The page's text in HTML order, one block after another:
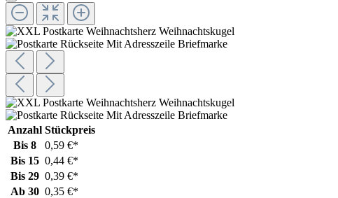
Anzahl Stückpreis
Bis 8
0,59 €*
Bis 15 0,44 €*
Bis 29 0,39 €*
Ab 30 0,35 €*